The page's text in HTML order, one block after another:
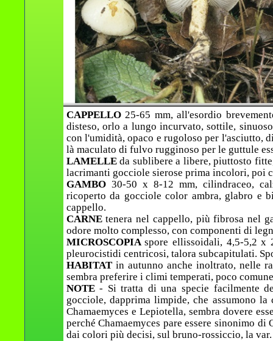
CAPPELLO25-65 mm, all'esordio
disteso, orlo a lungo incurvato, sottile,
con l'umidità, opaco e rugoloso per l'asciutto,
là maculato di fulvo rugginoso per le guttule
LAMELLEda sublibere a libere, piuttosto
lacrimanti gocciole sierose prima incolori, poi
GAMBO 30-50 x 8-12 mm, cilindraceo,
ricoperto da gocciole color ambra, glabro e
cappello.
CARNEtenera nel cappello, più fibrosa nel
odore molto complesso, con componenti di
MICROSCOPIAspore ellissoidali, 4,5-5,2 x
pleurocistidi centricosi, talora subcapitulati.
HABITAT in autunno anche inoltrato, nelle
sembra preferire i climi temperati, poco
NOTE- Si tratta di una specie facilmente
gocciole, dapprima limpide, che assumono
Chamaemyces e Lepiotella, sembra dovere
perché Chamaemyces pare essere sinonimo
dai colori più decisi, sul bruno-rossiccio, la